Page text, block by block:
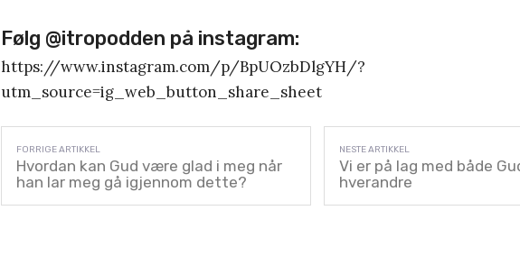
Følg @itropodden på instagram:
https://www.instagram.com/p/BpUOzbDlgYH/?
utm_source=ig_web_button_share_sheet
Hvordan kan Gud være glad i meg når
han lar meg gå igjennom dette?
Vi er på lag med både
hverandre